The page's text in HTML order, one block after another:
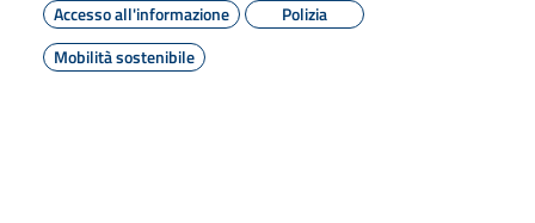
Accesso all'informazione
Polizia
Mobilità sostenibile